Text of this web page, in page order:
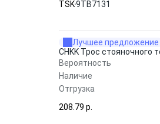
TSK9TB7131
Лучшее предложение
CHKK Трос стояночного
Вероятность
Наличие
Отгрузка
208.79 p.